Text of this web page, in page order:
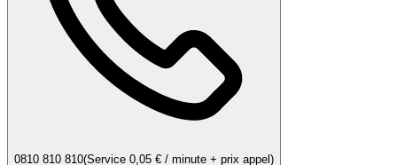
0810 810 810(Service 0,05 € / minute + prix appel)